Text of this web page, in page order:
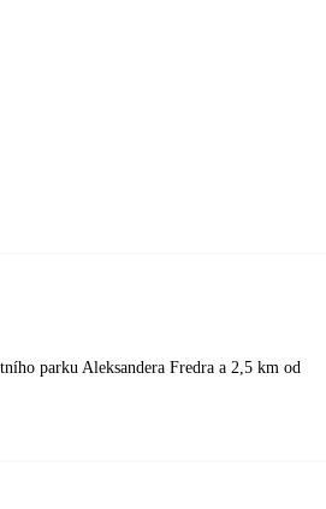
parku Aleksandera Fredra a 2,5 km od